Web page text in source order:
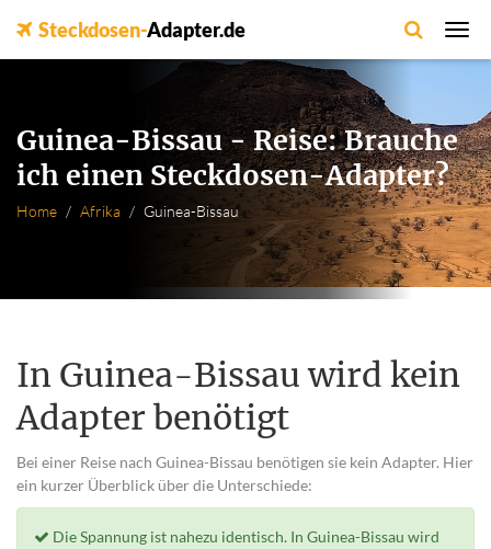
Steckdosen-Adapter.de
Guinea-Bissau - Reise: Brauche
ich einen Steckdosen-Adapter?
Home Afrika Guinea-Bissau
In Guinea-Bissau wird kein
Adapter benötigt
Bei einer Reise nach Guinea-Bissau benötigen sie kein Adapter. Hier
ein kurzer Überblick über die Unterschiede:
Die Spannung ist nahezu identisch. In Guinea-Bissau wird